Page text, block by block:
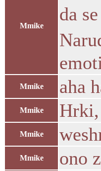
Mmike
da
Mmike aha
Mmike Hrki,
Mmike
Mmike ono